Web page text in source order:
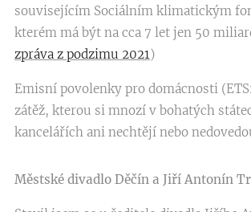
souvisejícím Sociálním klimatickým
kterém má být na cca 7 let jen 50
zpráva z podzimu 2021)
Emisní povolenky pro domácnosti
zátěž, kterou si mnozí v bohatých
kancelářích ani nechtějí nebo
Městské divadlo Děčín a Jiří Antonín